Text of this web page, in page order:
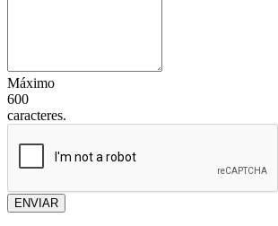
Máximo
600
caracteres.
ENVIAR